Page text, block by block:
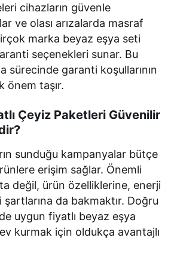
cihazların güvenle
ve olası arızalarda masraf
marka beyaz eşya seti
seçenekleri sunar. Bu
sürecinde garanti koşullarının
önem taşır.
Çeyiz Paketleri Güvenilir
sunduğu kampanyalar bütçe
erişim sağlar. Önemli
değil, ürün özelliklerine, enerji
şartlarına da bakmaktır. Doğru
uygun fiyatlı beyaz eşya
kurmak için oldukça avantajlı